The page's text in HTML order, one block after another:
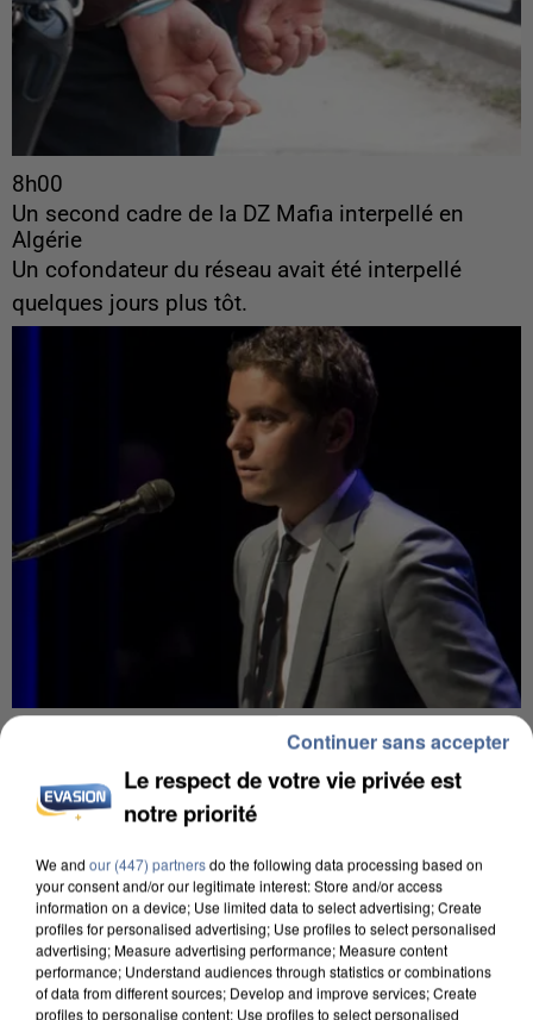
8h00
Un second cadre de la DZ Mafia interpellé en
Algérie
Un cofondateur du réseau avait été interpellé
quelques jours plus tôt.
Gabriel Attal et Raphaël Glucksmann visés par des
ingérences...
Sollicité, Sébastien Lecornu annonce un "travail
commun" avec les partis à la rentrée.
Le respect de votre vie privée est
notre priorité
We and our (447) partnersdo the following data processing based on
your consent and/or our legitimate interest: Store and/or access
information on a device; Use limited data to select advertising; Create
profiles for personalised advertising; Use profiles to select personalised
advertising; Measure advertising performance; Measure content
performance; Understand audiences through statistics or combinations
of data from different sources; Develop and improve services; Create
profiles to personalise content; Use profiles to select personalised
Continuer sans accepter